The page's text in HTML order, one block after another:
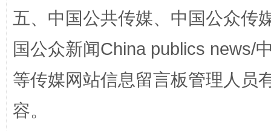
五、中国公共传媒、中国公众传
国公众新闻China publics news/
等传媒网站信息留言板管理人员
容。